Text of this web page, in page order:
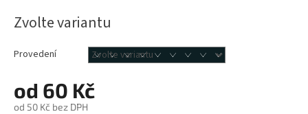
od 60 Kč
od 50 Kč bez DPH
Zvolte variantu
Provedení